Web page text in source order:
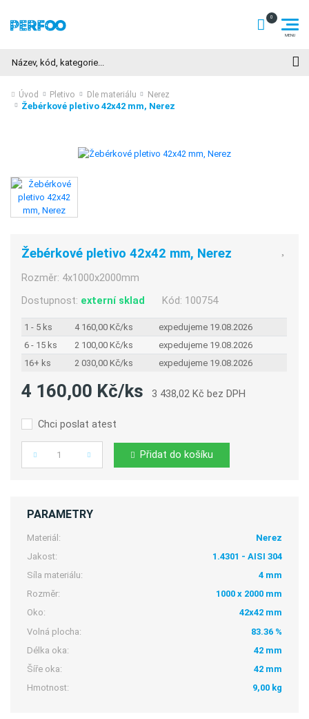
Úvod Pletivo Dle materiálu Nerez
Žebérkové pletivo 42x42 mm, Nerez
Žebérkové pletivo 42x42 mm, Nerez
Rozměr: 4x1000x2000mm
Dostupnost: externí sklad Kód: 100754
1 - 5 ks 4 160,00 Kč/ks
expedujeme 19.08.2026
6 - 15 ks
2 100,00 Kč/ks
expedujeme 19.08.2026
16+ ks
2 030,00 Kč/ks expedujeme 19.08.2026
4 160,00 Kč/ks 3 438,02 Kč bez DPH
Chci poslat atest
Počet Přidat do košíku
PARAMETRY
Materiál:
Nerez
Jakost:
1.4301 - AISI 304
Síla materiálu:
4 mm
Rozměr:
1000 x 2000 mm
Oko:
42x42 mm
Volná plocha:
83.36 %
Délka oka:
42 mm
Šíře oka:
42 mm
Hmotnost:
9,00 kg